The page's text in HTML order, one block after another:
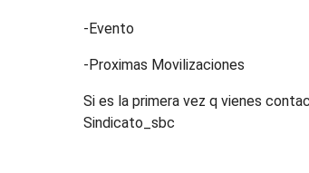
-Evento
-Proximas Movilizaciones
Si es la primera vez q vienes
Sindicato_sbc